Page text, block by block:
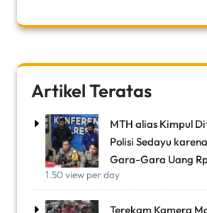
Artikel Teratas
MTH alias Kimpul
Polisi Sedayu
Gara-Gara Uang
1.50 view per day
Terekam Kamera